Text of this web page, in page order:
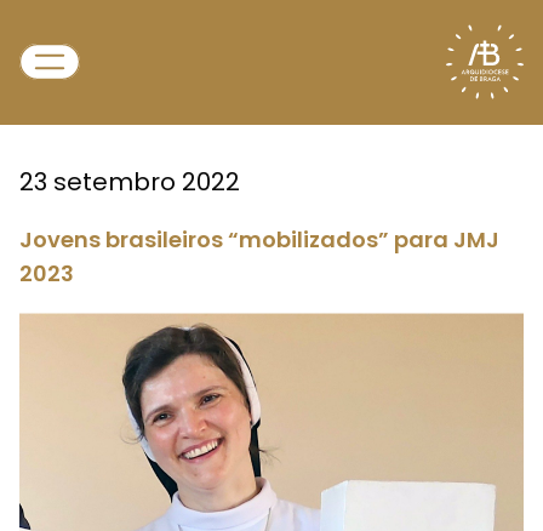
23 setembro 2022
Jovens brasileiros “mobilizados” para JMJ
2023